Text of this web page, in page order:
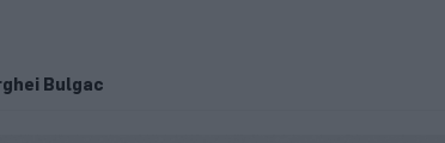
Bulgac